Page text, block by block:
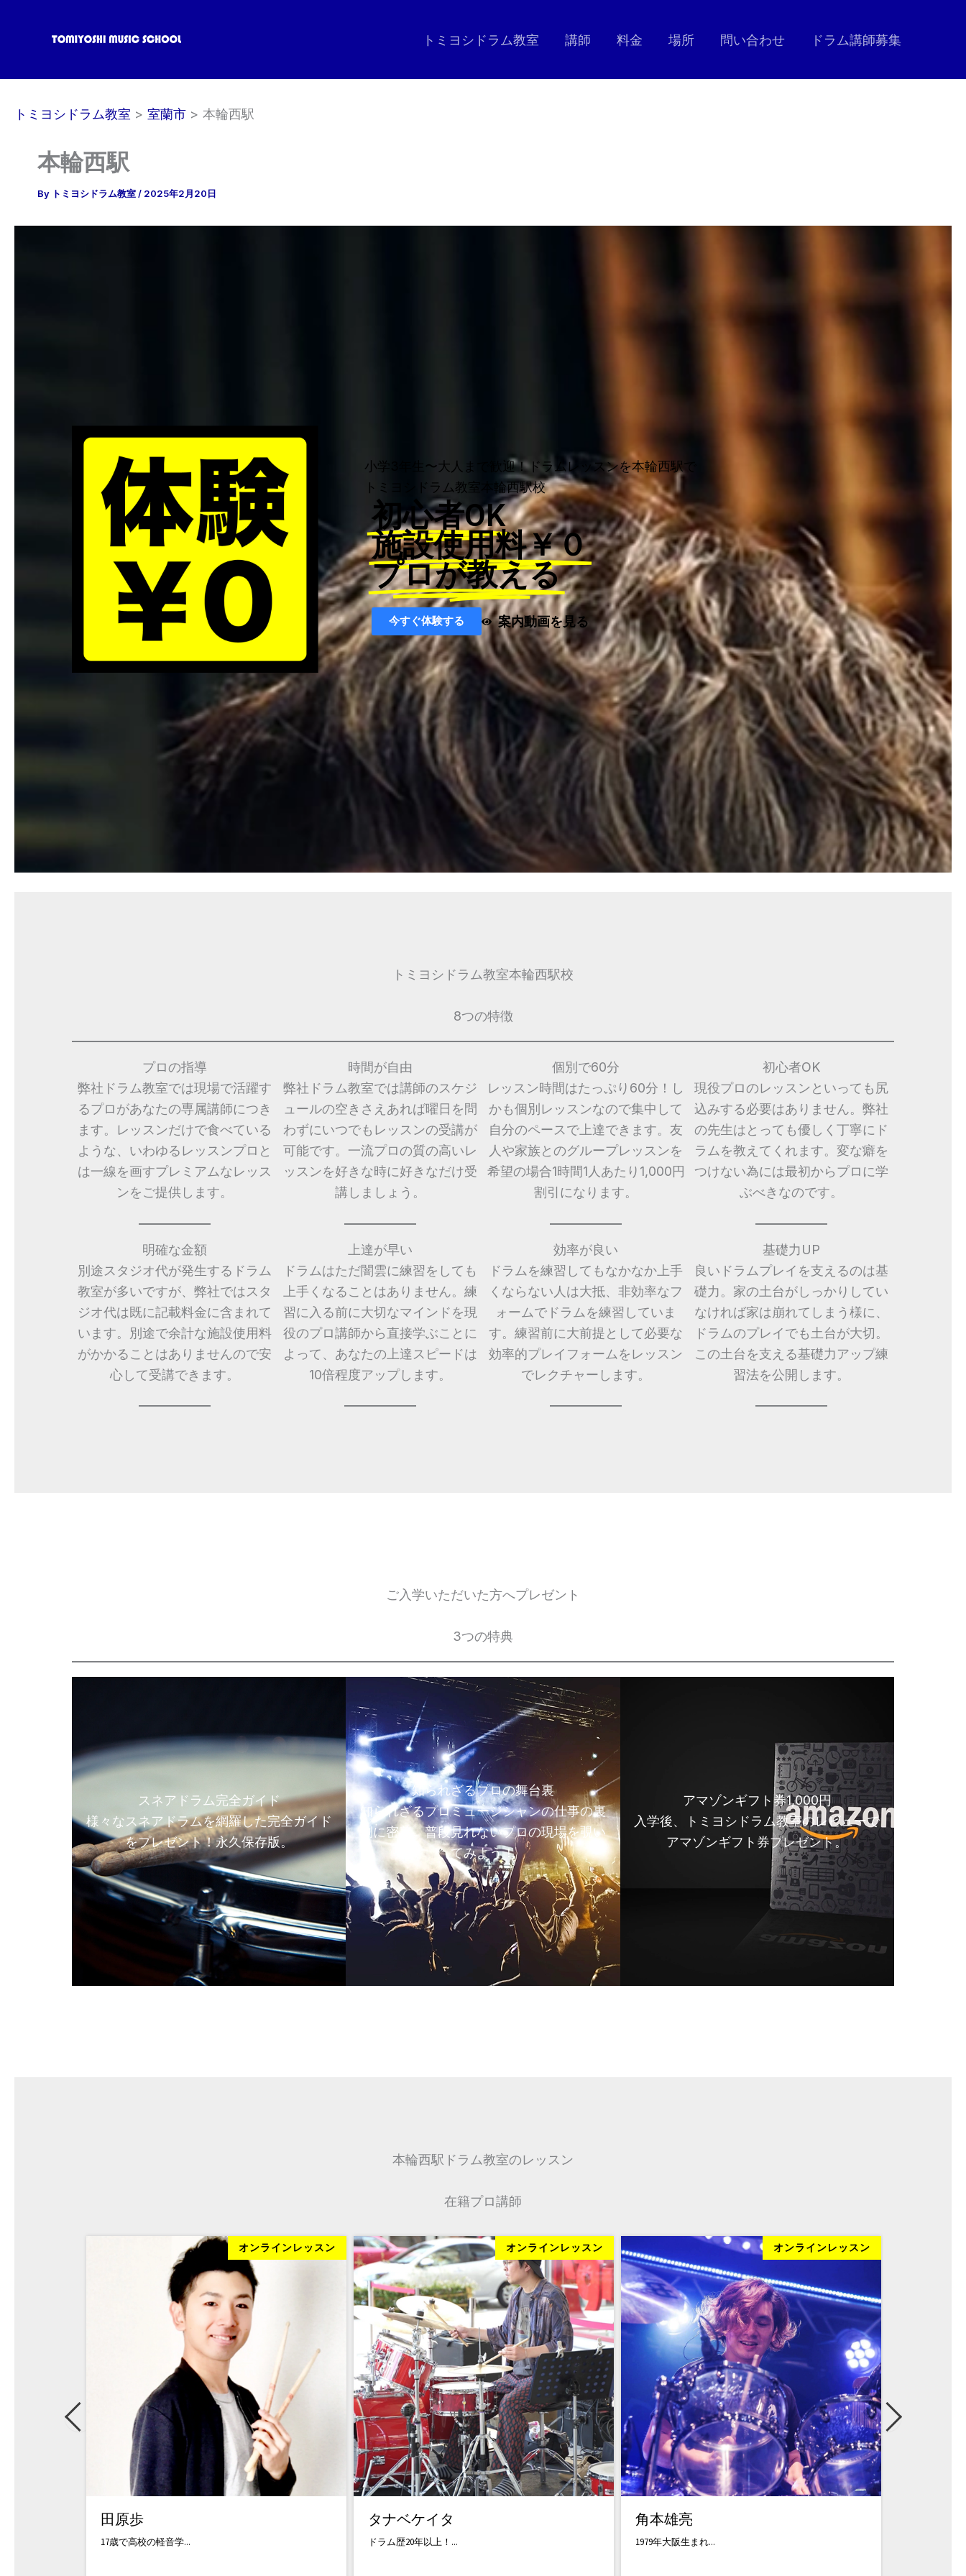
トミヨシドラム教室 講師 料金 場所 問い合わせ ドラム講師募集
トミヨシドラム教室 室蘭市 本輪西駅
本輪西駅
By トミヨシドラム教室/ 2025年2月20日
小学3年生〜大人まで歓迎！ドラムレッスンを本輪西駅で
トミヨシドラム教室本輪西駅校
初心者OK
施設使用料￥０
プロが教える
今すぐ体験する 案内動画を見る
トミヨシドラム教室本輪西駅校
8つの特徴
プロの指導
弊社ドラム教室では現場で活躍す
るプロがあなたの専属講師につき
ます。レッスンだけで食べている
ような、いわゆるレッスンプロと
は一線を画すプレミアムなレッス
ンをご提供します。
時間が自由
弊社ドラム教室では講師のスケジ
ュールの空きさえあれば曜日を問
わずにいつでもレッスンの受講が
可能です。一流プロの質の高いレ
ッスンを好きな時に好きなだけ受
講しましょう。
個別で60分
レッスン時間はたっぷり60分！し
かも個別レッスンなので集中して
自分のペースで上達できます。友
人や家族とのグループレッスンを
希望の場合1時間1人あたり1,000円
割引になります。
初心者OK
現役プロのレッスンといっても尻
込みする必要はありません。弊社
の先生はとっても優しく丁寧にド
ラムを教えてくれます。変な癖を
つけない為には最初からプロに学
ぶべきなのです。
明確な金額
別途スタジオ代が発生するドラム
教室が多いですが、弊社ではスタ
ジオ代は既に記載料金に含まれて
います。別途で余計な施設使用料
がかかることはありませんので安
心して受講できます。
上達が早い
ドラムはただ闇雲に練習をしても
上手くなることはありません。練
習に入る前に大切なマインドを現
役のプロ講師から直接学ぶことに
よって、あなたの上達スピードは
10倍程度アップします。
効率が良い
ドラムを練習してもなかなか上手
くならない人は大抵、非効率なフ
ォームでドラムを練習していま
す。練習前に大前提として必要な
効率的プレイフォームをレッスン
でレクチャーします。
基礎力UP
良いドラムプレイを支えるのは基
礎力。家の土台がしっかりしてい
なければ家は崩れてしまう様に、
ドラムのプレイでも土台が大切。
この土台を支える基礎力アップ練
習法を公開します。
ご入学いただいた方へプレゼント
3つの特典
スネアドラム完全ガイド
様々なスネアドラムを網羅した完全ガイド
をプレゼント！永久保存版。
知られざるプロの舞台裏
知られざるプロミュージシャンの仕事の裏
側に密着。普段見れないプロの現場を覗い
てみよう！
アマゾンギフト券1,000円
入学後、トミヨシドラム教室のレビューで
アマゾンギフト券プレゼント。
本輪西駅ドラム教室のレッスン
在籍プロ講師
オンラインレッスン
田原歩
17歳で高校の軽音学...
オンラインレッスン
タナベケイタ
ドラム歴20年以上！...
オンラインレッスン
角本雄亮
1979年大阪生まれ...